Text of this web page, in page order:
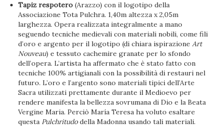
Tapiz respotero (Arazzo) con il logotipo della
Associazione Tota Pulchra. 1,40m altezza x 2,05m
larghezza. Opera realizzata integralmente a mano
seguendo tecniche medievali con materiali nobili, come fili
d’oro e argento per il logotipo (di chiara ispirazioneArt
Nouveau) e tessuto cachemire granate per lo sfondo
dell’opera. L’artista ha affermato che è stato fatto con
tecniche 100% artigianali con la possibilità di restauri nel
futuro. L’oro e l’argento sono materiali tipici dell’Arte
Sacra utilizzati prettamente durante il Medioevo per
rendere manifesta la bellezza sovrumana di Dio e la Beata
Vergine Maria. Perciò María Teresa ha voluto esaltare
questa Pulchritudodella Madonna usando tali materiali.